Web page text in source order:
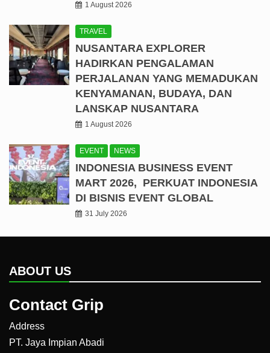
1 August 2026
TRAVEL
NUSANTARA EXPLORER
HADIRKAN PENGALAMAN
PERJALANAN YANG MEMADUKAN
KENYAMANAN, BUDAYA, DAN
LANSKAP NUSANTARA
1 August 2026
EVENT NEWS
INDONESIA BUSINESS EVENT
MART 2026, PERKUAT INDONESIA
DI BISNIS EVENT GLOBAL
31 July 2026
ABOUT US
Contact Grip
Address
PT. Jaya Impian Abadi